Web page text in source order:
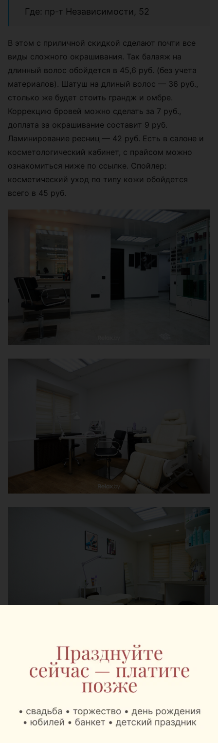
Где: пр-т Независимости, 52
В этом с приличной скидкой сделают почти все
виды сложного окрашивания. Так балаяж на
длинный волос обойдется в 45,6 руб. (без учета
материалов). Шатуш на длиный волос — 36 руб.,
столько же будет стоить грандж и омбре.
Коррекцию бровей можно сделать за 7 руб.,
доплата за окрашивание составит 9 руб.
Ламинирование ресниц — 42 руб. Есть в салоне и
косметологический кабинет, с прайсом можно
ознакомиться ниже по ссылке. Спойлер:
косметический уход по типу кожи обойдется
всего в 45 руб.
СМОТРЕТЬ ВСЕ ЦЕНЫ
Instagram, Facebook, ВКонтакте,подписывайтесь
на нашTelegram-канал